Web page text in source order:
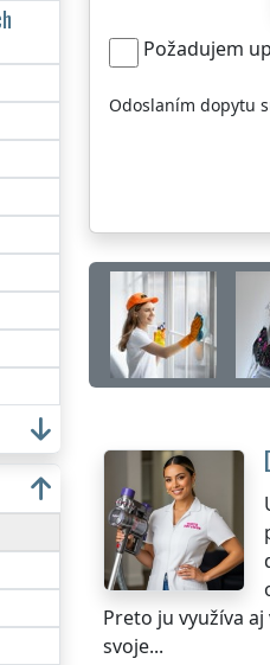
Požadujem
Odoslaním dopytu
Preto ju využíva
svoje...